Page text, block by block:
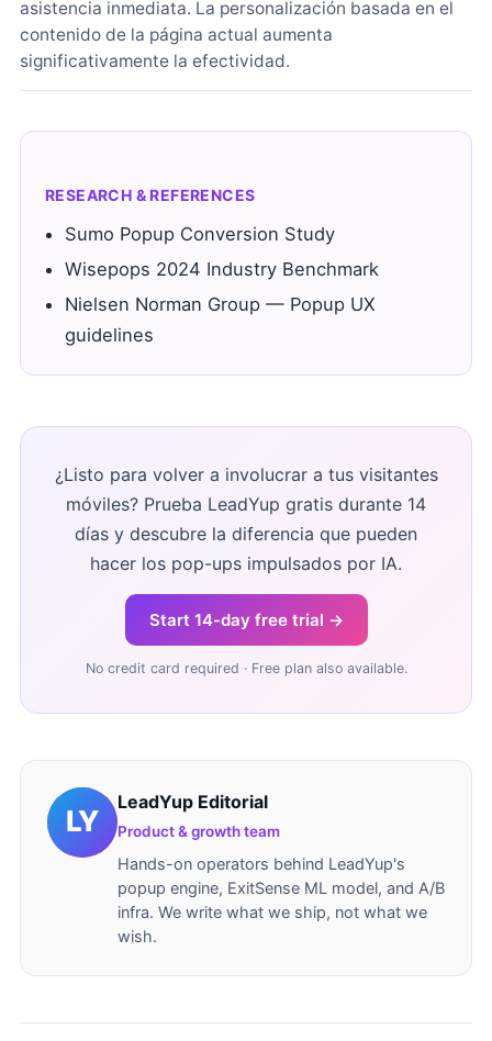
asistencia inmediata. La personalización basada en el
contenido de la página actual aumenta
significativamente la efectividad.
RESEARCH & REFERENCES
Sumo Popup Conversion Study
Wisepops 2024 Industry Benchmark
Nielsen Norman Group — Popup UX
guidelines
¿Listo para volver a involucrar a tus visitantes
móviles? Prueba LeadYup gratis durante 14
días y descubre la diferencia que pueden
hacer los pop-ups impulsados por IA.
Start 14-day free trial →
No credit card required · Free plan also available.
LeadYup Editorial
Product & growth team
Hands-on operators behind LeadYup's
popup engine, ExitSense ML model, and A/B
infra. We write what we ship, not what we
wish.